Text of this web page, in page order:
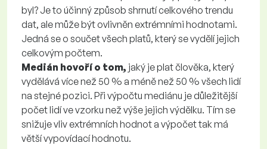
byl? Je to účinný způsob shrnutí celkového trendu
dat, ale může být ovlivněn extrémními hodnotami.
Jedná se o součet všech platů, který se vydělí jejich
celkovým počtem.
Medián hovoří o tom, jaký je plat člověka, který
vydělává více než 50 % a méně než 50 % všech lidí
na stejné pozici. Při výpočtu mediánu je důležitější
počet lidí ve vzorku než výše jejich výdělku. Tím se
snižuje vliv extrémních hodnot a výpočet tak má
větší vypovídací hodnotu.